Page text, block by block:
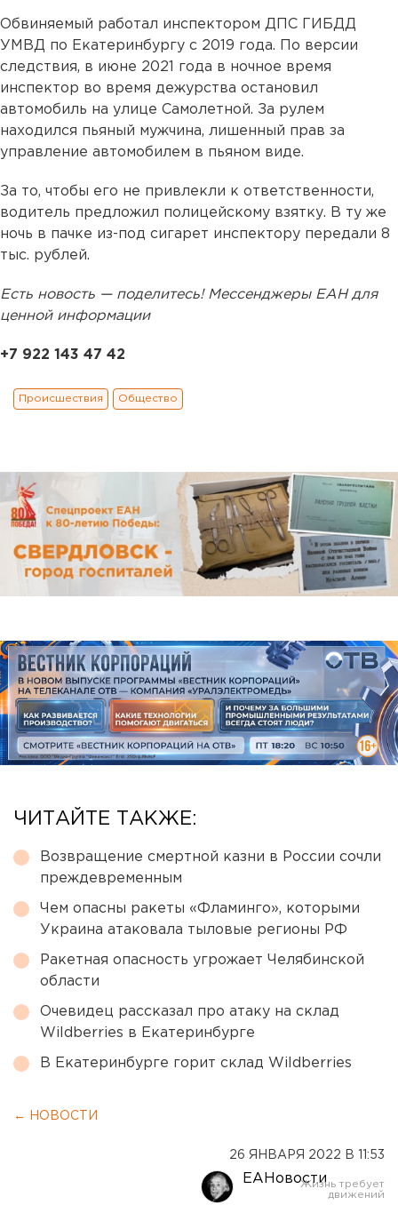
Обвиняемый работал инспектором ДПС ГИБДД
УМВД по Екатеринбургу с 2019 года. По версии
следствия, в июне 2021 года в ночное время
инспектор во время дежурства остановил
автомобиль на улице Самолетной. За рулем
находился пьяный мужчина, лишенный прав за
управление автомобилем в пьяном виде.
За то, чтобы его не привлекли к ответственности,
водитель предложил полицейскому взятку. В ту же
ночь в пачке из-под сигарет инспектору передали 8
тыс. рублей.
Есть новость — поделитесь! Мессенджеры ЕАН для
ценной информации
+7 922 143 47 42
Происшествия Общество
ЧИТАЙТЕ ТАКЖЕ:
Возвращение смертной казни в России сочли
преждевременным
Чем опасны ракеты «Фламинго», которыми
Украина атаковала тыловые регионы РФ
Ракетная опасность угрожает Челябинской
области
Очевидец рассказал про атаку на склад
Wildberries в Екатеринбурге
В Екатеринбурге горит склад Wildberries
← НОВОСТИ
26 ЯНВАРЯ 2022 В 11:53
ЕАНовости